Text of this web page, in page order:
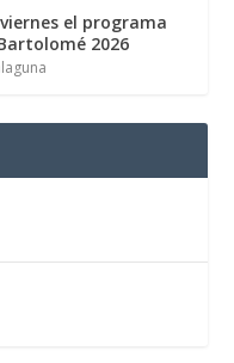
el programa
2026